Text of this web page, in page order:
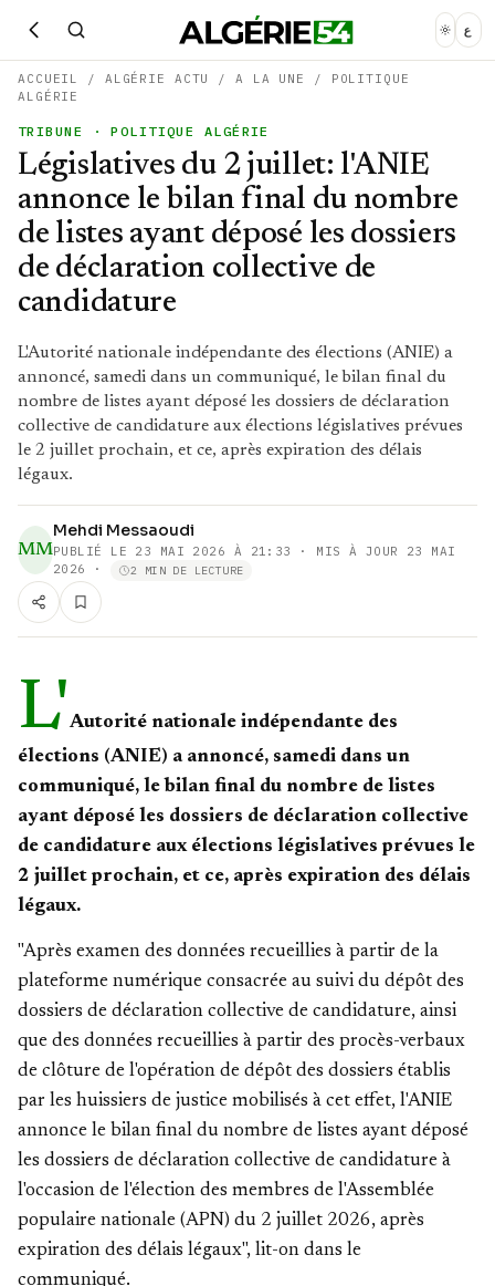
ع
ACCUEIL / ALGÉRIE ACTU /A LA UNE / POLITIQUE
ALGÉRIE
TRIBUNE · POLITIQUE ALGÉRIE
Législatives du 2 juillet: l'ANIE
annonce le bilan final du nombre
de listes ayant déposé les dossiers
de déclaration collective de
candidature
L'Autorité nationale indépendante des élections (ANIE) a
annoncé, samedi dans un communiqué, le bilan final du
nombre de listes ayant déposé les dossiers de déclaration
collective de candidature aux élections législatives prévues
le 2 juillet prochain, et ce, après expiration des délais
légaux.
MM
Mehdi Messaoudi
PUBLIÉ LE 23 MAI 2026 À 21:33
· MIS À JOUR 23 MAI
2026
· 2 MIN DE LECTURE
L'Autorité nationale indépendante des
élections (ANIE) a annoncé, samedi dans un
communiqué, le bilan final du nombre de listes
ayant déposé les dossiers de déclaration collective
de candidature aux élections législatives prévues le
2 juillet prochain, et ce, après expiration des délais
légaux.
"Après examen des données recueillies à partir de la
plateforme numérique consacrée au suivi du dépôt des
dossiers de déclaration collective de candidature, ainsi
que des données recueillies à partir des procès-verbaux
de clôture de l'opération de dépôt des dossiers établis
par les huissiers de justice mobilisés à cet effet, l'ANIE
annonce le bilan final du nombre de listes ayant déposé
les dossiers de déclaration collective de candidature à
l'occasion de l'élection des membres de l'Assemblée
populaire nationale (APN) du 2 juillet 2026, après
expiration des délais légaux", lit-on dans le
communiqué.